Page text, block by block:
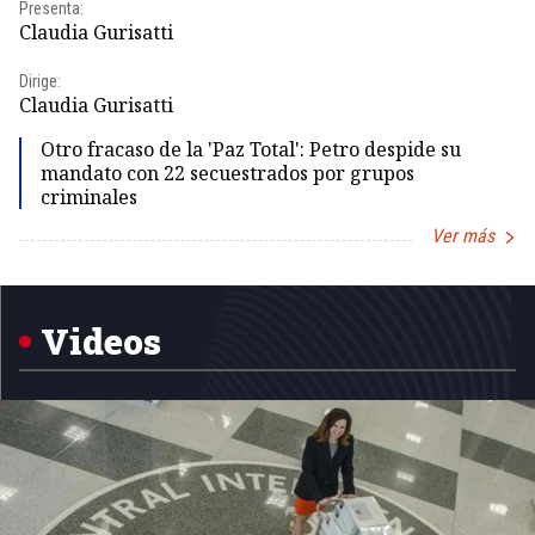
Presenta:
Claudia Gurisatti
Dirige:
Claudia Gurisatti
Otro fracaso de la 'Paz Total': Petro despide su
mandato con 22 secuestrados por grupos
criminales
Ver más
1
Videos